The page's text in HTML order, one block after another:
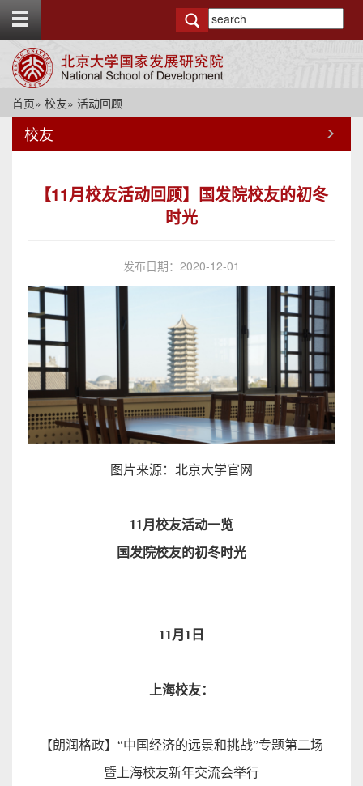
g
o
首页» 校友» 活动回顾
校友
【11月校友活动回顾】国发院校友的初冬
时光
发布日期：2020-12-01
图片来源：北京大学官 网
11 月校友活动一览
国发院校友的初冬时光
11 月 1 日
上海校友：
【朗润格政】 “中国经济的远景和挑战”专题第二场
暨上海校友新年交流会举行